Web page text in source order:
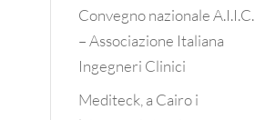
Convegno nazionale A.I.I.C.
– Associazione Italiana
Ingegneri Clinici
Mediteck, a Cairo i